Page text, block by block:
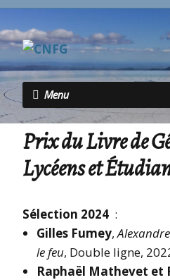
Menu
Prix du Livre de
Lycéens et
Sélection 2024 :
Gilles Fumey,
le feu, Double ligne,
Raphaël Mathevet et